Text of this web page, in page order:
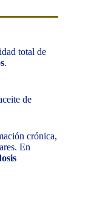
total de
.
de
crónica,
En